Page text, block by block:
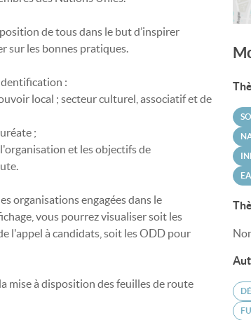
de tous dans le but d’inspirer
sur les bonnes pratiques.
:
local ; secteur culturel, associatif et de
;
et les objectifs de
organisations engagées dans le
vous pourrez visualiser soit les
l'appel à candidats, soit les ODD pour
mise à disposition des feuilles de route